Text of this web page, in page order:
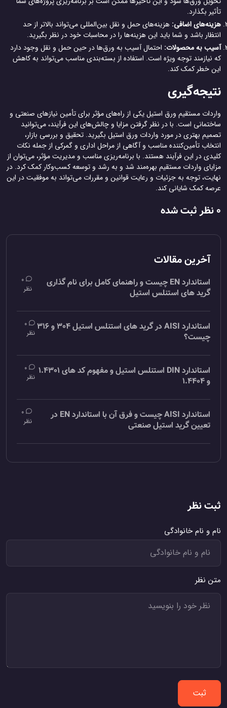
تأثیر بگذارد.
هزینه‌های اضافی: هزینه‌های حمل و نقل بین‌المللی می‌تواند بالاتر از حد
انتظار باشد و شما باید این هزینه‌ها را در محاسبات خود در نظر بگیرید.
آسیب به محصولات: احتمال آسیب به ورق‌ها در حین حمل و نقل وجود دارد
که نیازمند توجه ویژه است. استفاده از بسته‌بندی مناسب می‌تواند به کاهش
این خطر کمک کند.
نتیجه‌گیری
واردات مستقیم ورق استیل یکی از راه‌های مؤثر برای تأمین نیازهای صنعتی و
ساختمانی است. با در نظر گرفتن مزایا و چالش‌های این فرآیند، می‌توانید
تصمیم بهتری در مورد واردات ورق استیل بگیرید. تحقیق و بررسی بازار،
انتخاب تأمین‌کننده مناسب و آگاهی از مراحل اداری و گمرکی از جمله نکات
کلیدی در این فرآیند هستند. با برنامه‌ریزی مناسب و مدیریت مؤثر، می‌توان از
مزایای واردات مستقیم بهره‌مند شد و به رشد و توسعه کسب‌وکار کمک کرد. در
نهایت، توجه به جزئیات و رعایت قوانین و مقررات می‌تواند به موفقیت در این
عرصه کمک شایانی کند.
0 نظر ثبت شده
آخرین مقالات
استاندارد EN چیست و راهنمای کامل برای نام گذاری
گرید های استنلس استیل
0
نظر
استاندارد AISI در گرید های استنلس استیل 304 و 316
چیست؟
0
نظر
استاندارد DIN استنلس استیل و مفهوم کد های 1.4301
و 1.4404
0
نظر
استاندارد AISI چیست و فرق آن با استاندارد EN در
تعیین گرید استیل صنعتی
0
نظر
ثبت نظر
نام و نام خانوادگی
متن نظر
ثبت